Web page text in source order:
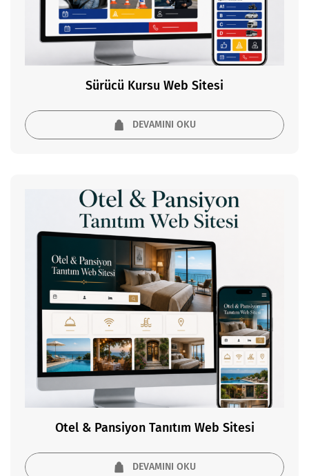
Sürücü Kursu Web Sitesi
DEVAMINI OKU
Otel & Pansiyon Tanıtım Web Sitesi
DEVAMINI OKU